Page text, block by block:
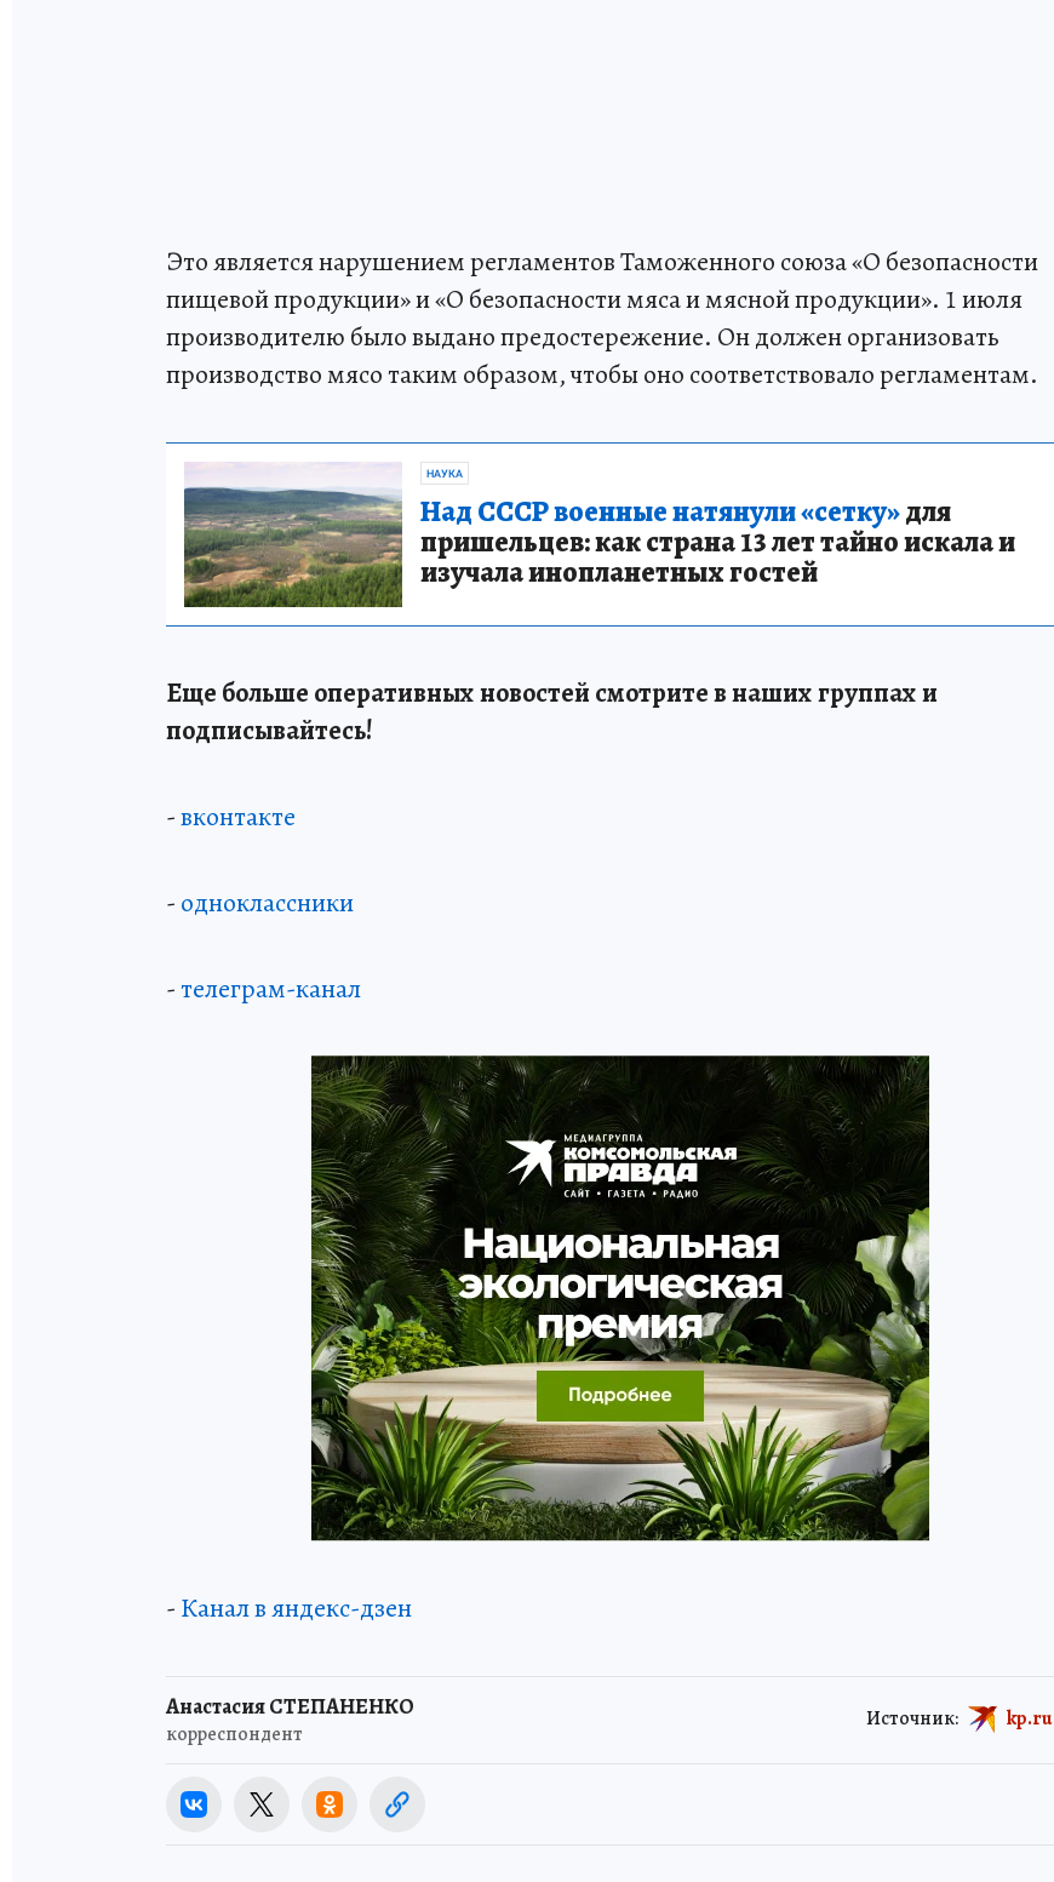
Это является нарушением регламентов Таможенного союза «О безопасности
пищевой продукции» и «О безопасности мяса и мясной продукции». 1 июля
производителю было выдано предостережение. Он должен организовать
производство мясо таким образом, чтобы оно соответствовало регламентам.
НАУКА
Над СССР военные натянули «сетку»для
пришельцев: как страна 13 лет тайно искала и
изучала инопланетных гостей
Еще больше оперативных новостей смотрите в наших группах и
подписывайтесь!
-вконтакте
- одноклассники
-телеграм-канал
- Канал в яндекс-дзен
Анастасия СТЕПАНЕНКО
корреспондент
Источник: kp.ru